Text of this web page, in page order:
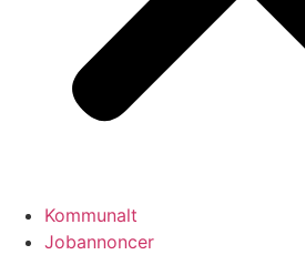
Kommunalt
Jobannoncer